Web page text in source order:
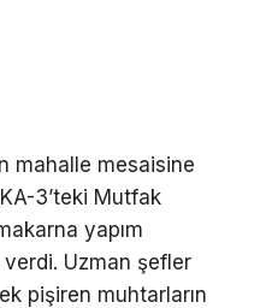
mahalle mesaisine
3’teki Mutfak
yapım
Uzman şefler
pişiren muhtarların